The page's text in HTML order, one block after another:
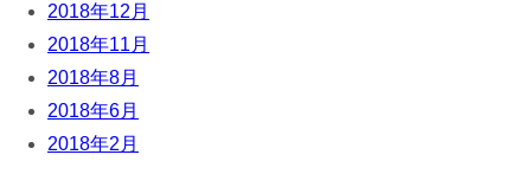
2018年12月
2018年11月
2018年8月
2018年6月
2018年2月